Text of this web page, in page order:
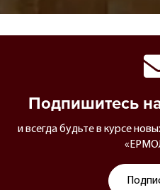
Подпишитесь
и всегда будьте в курсе